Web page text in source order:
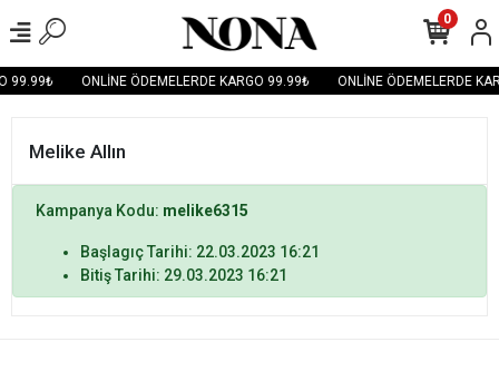
99.99₺ ONLİNE ÖDEMELERDE KARGO 99.99₺ ONLİNE ÖDEMELERDE
0
Melike Allın
Kampanya Kodu: melike6315
Başlagıç Tarihi: 22.03.2023 16:21
Bitiş Tarihi: 29.03.2023 16:21